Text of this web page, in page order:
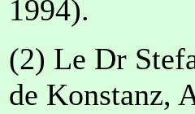
1994).
(2) Le Dr
de Konstanz,